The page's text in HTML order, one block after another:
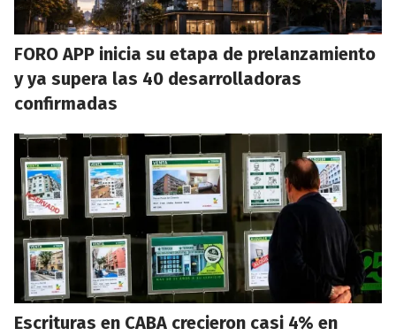
FORO APP inicia su etapa de prelanzamiento
y ya supera las 40 desarrolladoras
confirmadas
Escrituras en CABA crecieron casi 4% en